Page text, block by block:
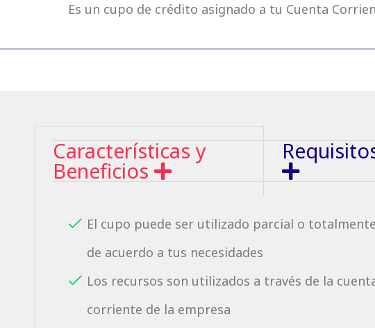
Es un cupo de crédito asignado a tu Cuenta
Características y
Beneficios
El cupo puede ser utilizado parcial o totalmente
de acuerdo a tus necesidades
Los recursos son utilizados a través de la
corriente de la empresa